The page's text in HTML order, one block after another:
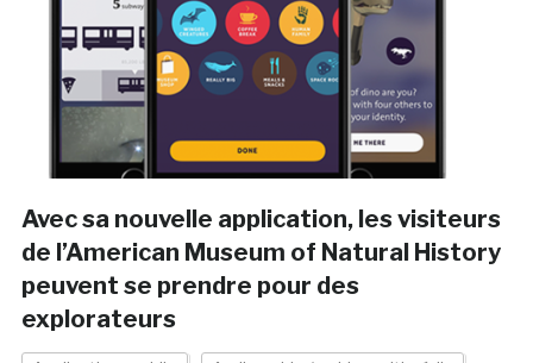
Avec sa nouvelle application, les visiteurs
de l’American Museum of Natural History
peuvent se prendre pour des
explorateurs